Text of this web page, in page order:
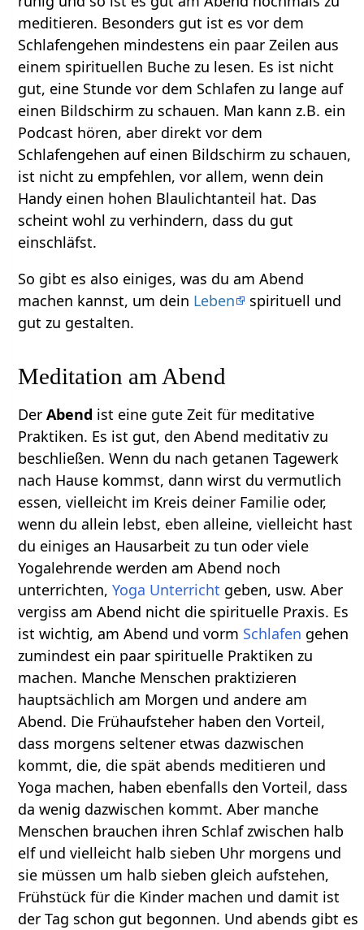
meditieren. Besonders gut ist es vor dem
Schlafengehen mindestens ein paar Zeilen aus
einem spirituellen Buche zu lesen. Es ist nicht
gut, eine Stunde vor dem Schlafen zu lange auf
einen Bildschirm zu schauen. Man kann z.B. ein
Podcast hören, aber direkt vor dem
Schlafengehen auf einen Bildschirm zu schauen,
ist nicht zu empfehlen, vor allem, wenn dein
Handy einen hohen Blaulichtanteil hat. Das
scheint wohl zu verhindern, dass du gut
einschläfst.
So gibt es also einiges, was du am Abend
machen kannst, um dein Leben
spirituell und
gut zu gestalten.
Meditation am Abend
DerAbend ist eine gute Zeit für meditative
Praktiken. Es ist gut, den Abend meditativ zu
beschließen. Wenn du nach getanen Tagewerk
nach Hause kommst, dann wirst du vermutlich
essen, vielleicht im Kreis deiner Familie oder,
wenn du allein lebst, eben alleine, vielleicht hast
du einiges an Hausarbeit zu tun oder viele
Yogalehrende werden am Abend noch
unterrichten,Yoga Unterricht geben, usw. Aber
vergiss am Abend nicht die spirituelle Praxis. Es
ist wichtig, am Abend und vorm Schlafen gehen
zumindest ein paar spirituelle Praktiken zu
machen. Manche Menschen praktizieren
hauptsächlich am Morgen und andere am
Abend. Die Frühaufsteher haben den Vorteil,
dass morgens seltener etwas dazwischen
kommt, die, die spät abends meditieren und
Yoga machen, haben ebenfalls den Vorteil, dass
da wenig dazwischen kommt. Aber manche
Menschen brauchen ihren Schlaf zwischen halb
elf und vielleicht halb sieben Uhr morgens und
sie müssen um halb sieben gleich aufstehen,
Frühstück für die Kinder machen und damit ist
der Tag schon gut begonnen. Und abends gibt es